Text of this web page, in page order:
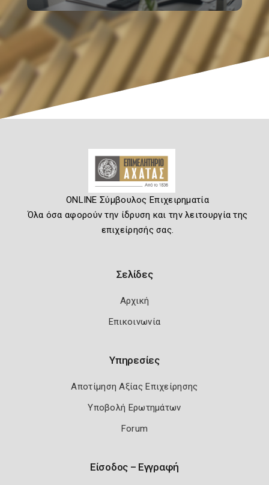
ONLINE Σύμβουλος Επιχειρηματία
Όλα όσα αφορούν την ίδρυση και την λειτουργία της
επιχείρησής σας.
Σελίδες
Αρχική
Επικοινωνία
Υπηρεσίες
Αποτίμηση Αξίας Επιχείρησης
Υποβολή Ερωτημάτων
Forum
Είσοδος – Εγγραφή